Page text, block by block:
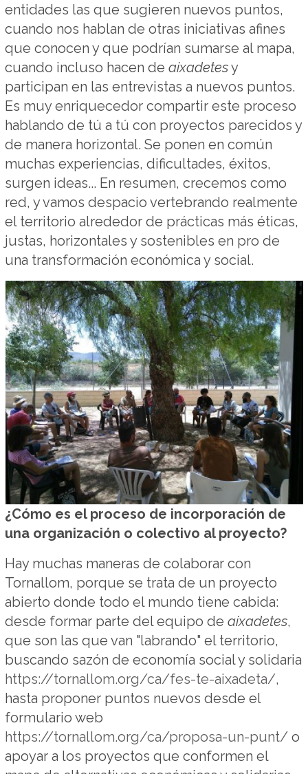
entidades las que sugieren nuevos puntos,
cuando nos hablan de otras iniciativas afines
que conocen y que podrían sumarse al mapa,
cuando incluso hacen deaixadetesy
participan en las entrevistas a nuevos puntos.
Es muy enriquecedor compartir este proceso
hablando de tú a tú con proyectos parecidos y
de manera horizontal. Se ponen en común
muchas experiencias, dificultades, éxitos,
surgen ideas... En resumen, crecemos como
red, y vamos despacio vertebrando realmente
el territorio alrededor de prácticas más éticas,
justas, horizontales y sostenibles en pro de
una transformación económica y social.
¿Cómo es el proceso de incorporación de
una organización o colectivo al proyecto?
Hay muchas maneras de colaborar con
Tornallom, porque se trata de un proyecto
abierto donde todo el mundo tiene cabida:
desde formar parte del equipo deaixadetes,
que son las que van "labrando" el territorio,
buscando sazón de economía social y solidaria
https://tornallom.org/ca/fes-te-aixadeta/,
hasta proponer puntos nuevos desde el
formulario web
https://tornallom.org/ca/proposa-un-punt/ o
apoyar a los proyectos que conformen el